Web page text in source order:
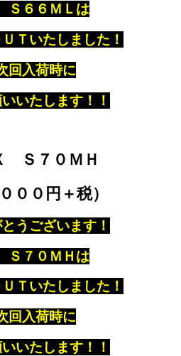
Ｓ６６ＭＬは
Ｔいたしました！
回入荷時に
いたします！！
Ｓ７０ＭＨ
００円＋税）
うございます！
Ｓ７０ＭＨは
Ｔいたしました！
回入荷時に
いたします！！